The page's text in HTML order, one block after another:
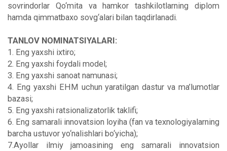
sovrindorlar Qo‘mita va hamkor tashkilotlarning diplom
hamda qimmatbaxo sovg‘alari bilan taqdirlanadi.
TANLOV NOMINATSIYALARI:
1. Eng yaxshi ixtiro;
2. Eng yaxshi foydali model;
3. Eng yaxshi sanoat namunasi;
4. Eng yaxshi EHM uchun yaratilgan dastur va ma’lumotlar
bazasi;
5. Eng yaxshi ratsionalizatorlik taklifi;
6. Eng samarali innovatsion loyiha (fan va texnologiyalarning
barcha ustuvor yo‘nalishlari bo‘yicha);
7.Ayollar ilmiy jamoasining eng samarali innovatsion